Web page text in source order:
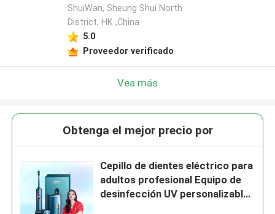
ShuiWan, Sheung Shui North
District, HK ,China
5.0
Proveedor verificado
Vea más
Obtenga el mejor precio por
Cepillo de dientes eléctrico para
adultos profesional Equipo de
desinfección UV personalizable